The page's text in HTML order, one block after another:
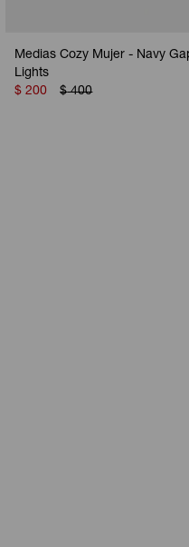
Medias Cozy Mujer - Navy
Lights
$ 200 $ 400